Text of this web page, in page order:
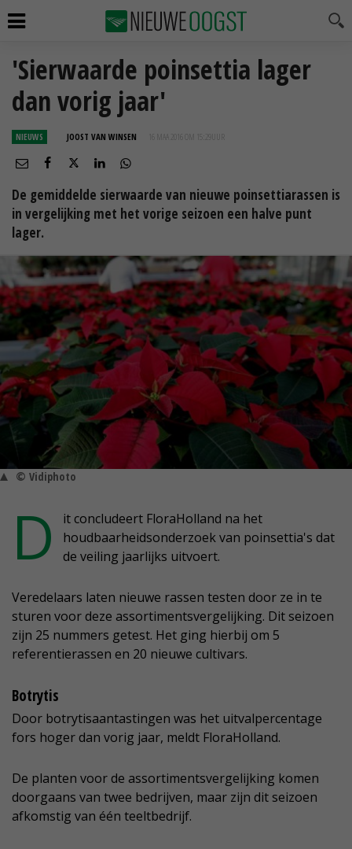
'Sierwaarde poinsettia lager
dan vorig jaar'
NIEUWS JOOST VAN WINSEN 16 MAA 2016 OM 15:29
De gemiddelde sierwaarde van nieuwe poinsettiarassen is
in vergelijking met het vorige seizoen een halve punt
lager.
© Vidiphoto
D
it concludeert FloraHolland na het
houdbaarheidsonderzoek van poinsettia's dat
de veiling jaarlijks uitvoert.
Veredelaars laten nieuwe rassen testen door ze in te
sturen voor deze assortimentsvergelijking. Dit seizoen
zijn 25 nummers getest. Het ging hierbij om 5
referentierassen en 20 nieuwe cultivars.
Botrytis
Door botrytisaantastingen was het uitvalpercentage
fors hoger dan vorig jaar, meldt FloraHolland.
De planten voor de assortimentsvergelijking komen
doorgaans van twee bedrijven, maar zijn dit seizoen
afkomstig van één teeltbedrijf.